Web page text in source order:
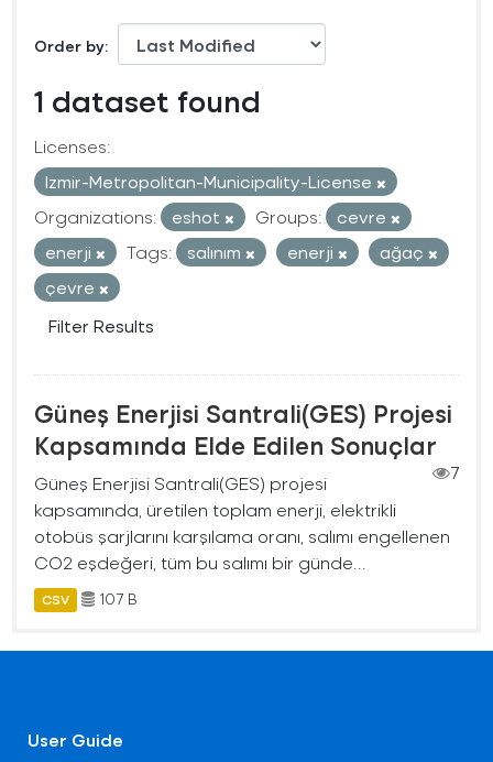
Order by
1 dataset found
Licenses:
Izmir-Metropolitan-Municipality-License
Organizations:
eshot Groups:
cevre
enerji
Tags: salınım enerji
ağaç
çevre
Filter Results
Güneş Enerjisi Santrali(GES) Projesi
Kapsamında Elde Edilen Sonuçlar
7
Güneş Enerjisi Santrali(GES) projesi
kapsamında, üretilen toplam enerji, elektrikli
otobüs şarjlarını karşılama oranı, salımı engellenen
CO2 eşdeğeri, tüm bu salımı bir günde...
CSV 107 B
User Guide